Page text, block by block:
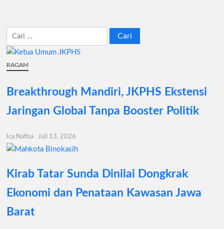
Cari
untuk:
RAGAM
Breakthrough Mandiri, JKPHS Ekstensi
Jaringan Global Tanpa Booster Politik
Ica Nafisa Juli 13, 2026
Kirab Tatar Sunda Dinilai Dongkrak
Ekonomi dan Penataan Kawasan Jawa
Barat